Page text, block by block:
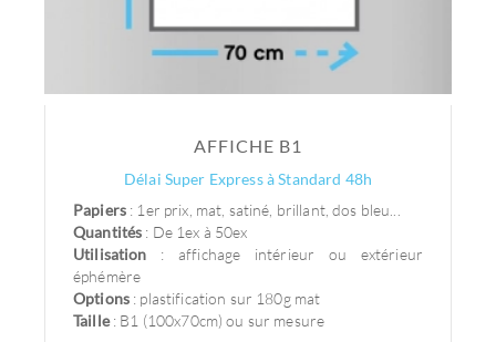
AFFICHE B1
Délai Super Express à Standard 48h
Papiers : 1er prix, mat, satiné, brillant, dos bleu...
Quantités : De 1ex à 50ex
Utilisation : affichage intérieur ou extérieur
éphémère
Options : plastification sur 180g mat
Taille: B1 (100x70cm) ou sur mesure